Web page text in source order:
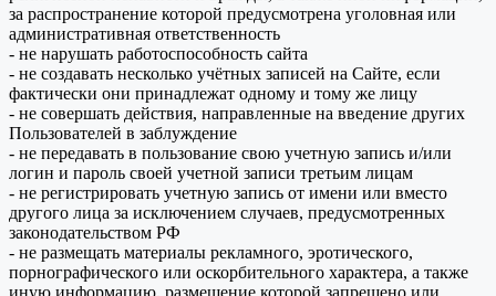
за распространение которой предусмотрена уголовная или
административная ответственность
- не нарушать работоспособность сайта
- не создавать несколько учётных записей на Сайте, если
фактически они принадлежат одному и тому же лицу
- не совершать действия, направленные на введение других
Пользователей в заблуждение
- не передавать в пользование свою учетную запись и/или
логин и пароль своей учетной записи третьим лицам
- не регистрировать учетную запись от имени или вместо
другого лица за исключением случаев, предусмотренных
законодательством РФ
- не размещать материалы рекламного, эротического,
порнографического или оскорбительного характера, а также
иную информацию, размещение которой запрещено или